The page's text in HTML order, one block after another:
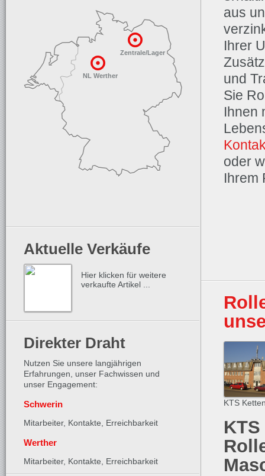
NL Werther
Zentrale/Lager
Aktuelle Verkäufe
Hier klicken für weitere
verkaufte Artikel ...
Direkter Draht
Nutzen Sie unsere langjährigen
Erfahrungen, unser Fachwissen und
unser Engagement:
Schwerin
Mitarbeiter, Kontakte, Erreichbarkeit
Werther
Mitarbeiter, Kontakte, Erreichbarkeit
aus
Ihrer
und
Sie
Ihnen
oder
Ihrem
KTS